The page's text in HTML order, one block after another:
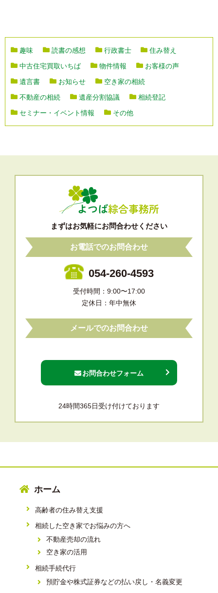
趣味 読書の感想 行政書士
住み替え
中古住宅買取いちば
物件情報
お客様の声
遺言書
お知らせ
空き家の相続
不動産の相続
遺産分割協議
相続登記
セミナー・イベント情報
その他
まずはお気軽にお問合わせください
お電話でのお問合わせ
054-260-4593
受付時間：9:00〜17:00
定休日：年中無休
メールでのお問合わせ
お問合わせフォーム
24時間365日受け付けております
ホーム
高齢者の住み替え支援
相続した空き家でお悩みの方へ
不動産売却の流れ
空き家の活用
相続手続代行
預貯金や株式証券などの払い戻し・名義変更